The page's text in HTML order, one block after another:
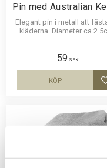
Pin med Australian
Elegant pin i metall att
kläderna. Diameter ca
59 SEK
KÖP